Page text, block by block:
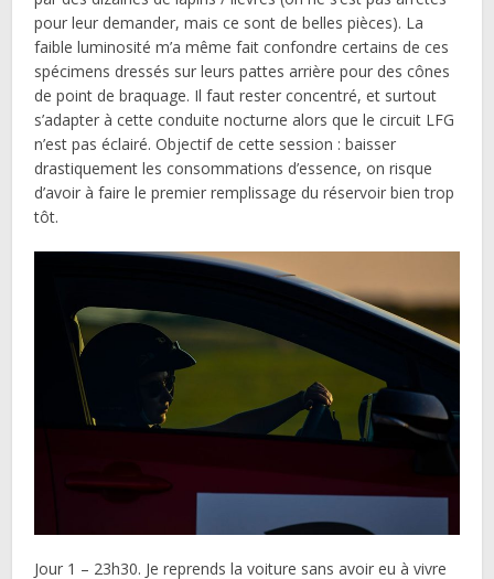
pour leur demander, mais ce sont de belles pièces). La
faible luminosité m’a même fait confondre certains de ces
spécimens dressés sur leurs pattes arrière pour des cônes
de point de braquage. Il faut rester concentré, et surtout
s’adapter à cette conduite nocturne alors que le circuit LFG
n’est pas éclairé. Objectif de cette session : baisser
drastiquement les consommations d’essence, on risque
d’avoir à faire le premier remplissage du réservoir bien trop
tôt.
Jour 1 – 23h30. Je reprends la voiture sans avoir eu à vivre